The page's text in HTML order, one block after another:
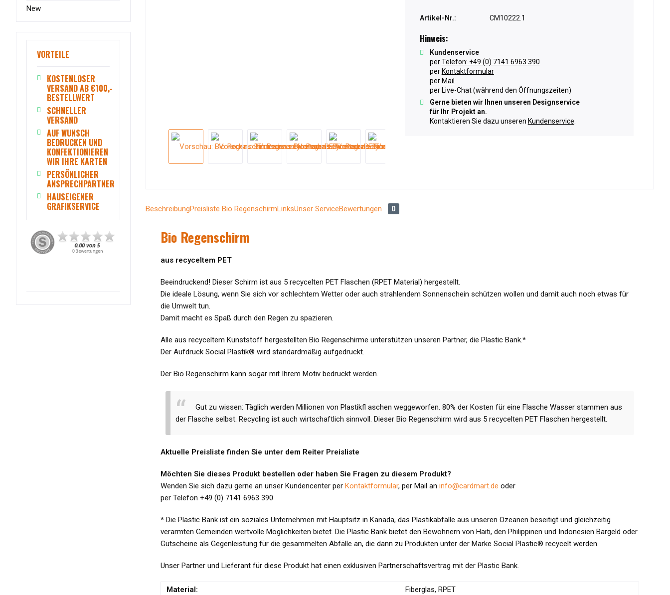
New
VORTEILE
KOSTENLOSER
VERSAND AB €100,-
BESTELLWERT
SCHNELLER
VERSAND
AUF WUNSCH
BEDRUCKEN UND
KONFEKTIONIEREN
WIR IHRE KARTEN
PERSÖNLICHER
ANSPRECHPARTNER
HAUSEIGENER
GRAFIKSERVICE
Artikel-Nr.: CM10222.1
Hinweis:
Kundenservice
perTelefon: +49 (0) 7141 6963 390
per Kontaktformular
per Mail
per Live-Chat (während den Öffnungszeiten)
Gerne bieten wir Ihnen unseren Designservice
für Ihr Projekt an.
Kontaktieren Sie dazu unseren Kundenservice
BeschreibungPreisliste Bio RegenschirmLinksUnser ServiceBewertungen 0
Bio Regenschirm
aus recyceltem PET
Beeindruckend! Dieser Schirm ist aus 5 recycelten PET Flaschen (RPET Material) hergestellt.
Die ideale Lösung, wenn Sie sich vor schlechtem Wetter oder auch strahlendem Sonnenschein schützen wollen und damit auch noch etwas für
die Umwelt tun.
Damit macht es Spaß durch den Regen zu spazieren.
Alle aus recyceltem Kunststoff hergestellten Bio Regenschirme unterstützen unseren Partner, die Plastic Bank.*
Der Aufdruck Social Plastik® wird standardmäßig aufgedruckt.
Der Bio Regenschirm kann sogar mit Ihrem Motiv bedruckt werden.
Gut zu wissen: Täglich werden Millionen von Plastikfl aschen weggeworfen. 80% der Kosten für eine Flasche Wasser stammen aus
der Flasche selbst. Recycling ist auch wirtschaftlich sinnvoll. Dieser Bio Regenschirm wird aus 5 recycelten PET Flaschen hergestellt.
Aktuelle Preisliste finden Sie unter dem Reiter Preisliste
Möchten Sie dieses Produkt bestellen oder haben Sie Fragen zu diesem Produkt?
Wenden Sie sich dazu gerne an unser Kundencenter per Kontaktformular, per Mail an info@cardmart.de oder
per Telefon +49 (0) 7141 6963 390
* Die Plastic Bank ist ein soziales Unternehmen mit Hauptsitz in Kanada, das Plastikabfälle aus unseren Ozeanen beseitigt und gleichzeitig
verarmten Gemeinden wertvolle Möglichkeiten bietet. Die Plastic Bank bietet den Bewohnern von Haiti, den Philippinen und Indonesien Bargeld oder
Gutscheine als Gegenleistung für die gesammelten Abfälle an, die dann zu Produkten unter der Marke Social Plastic® recycelt werden.
Unser Partner und Lieferant für diese Produkt hat einen exklusiven Partnerschaftsvertrag mit der Plastic Bank.
Material:
Fiberglas, RPET